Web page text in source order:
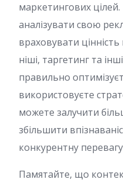
маркетингових
аналізувати свою
враховувати
ніші, таргетинг та
правильно
використовуєте
можете залучити
збільшити
конкурентну
Памятайте, що